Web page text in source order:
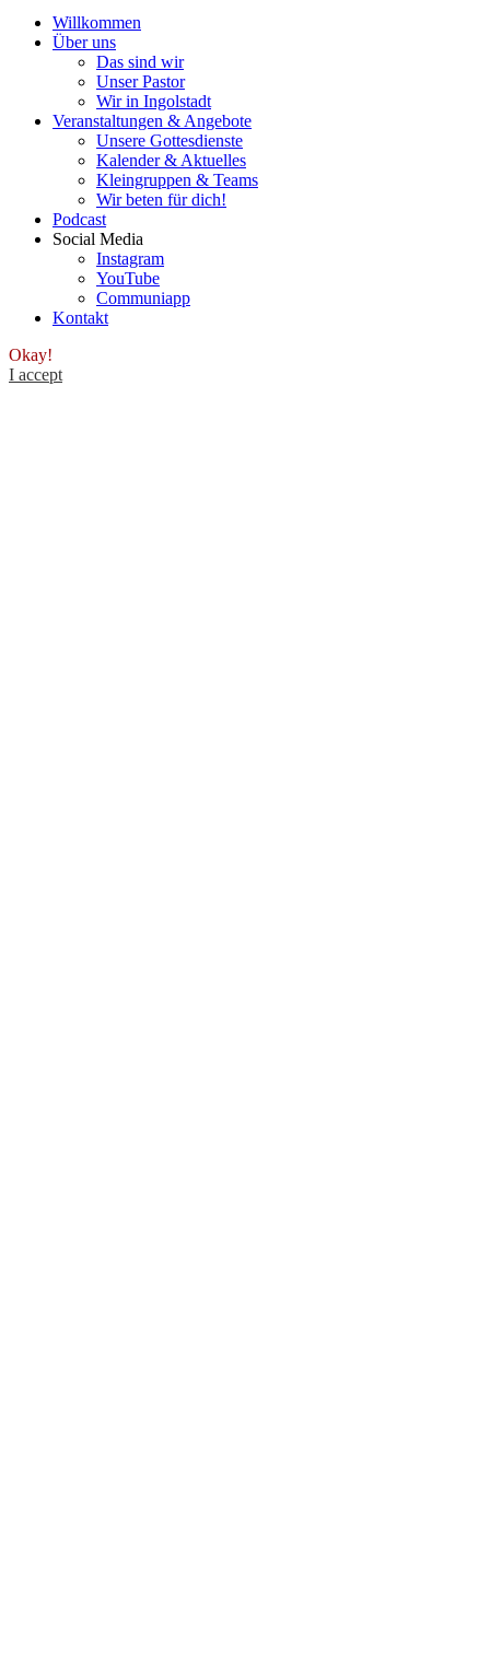
Willkommen
Über uns
Das sind wir
Unser Pastor
Wir in Ingolstadt
Veranstaltungen & Angebote
Unsere Gottesdienste
Kalender & Aktuelles
Kleingruppen & Teams
Wir beten für dich!
Podcast
Social Media
Instagram
YouTube
Communiapp
Kontakt
Okay!
I accept